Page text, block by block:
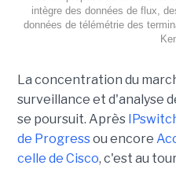
intègre des données de flux,
données de télémétrie des
La concentration du
surveillance et d'analyse
se poursuit. Après
de Progressou encore
celle de Cisco, c'est au